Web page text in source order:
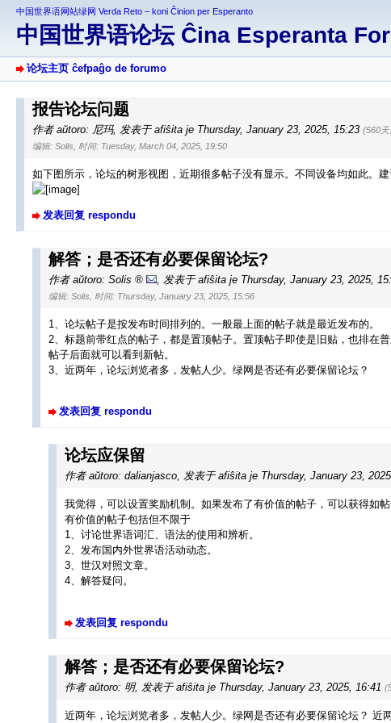
中国世界语网站绿网 Verda Reto – koni Ĉinion per Esperanto
中国世界语论坛 Ĉina Esperanta
论坛主页 ĉefpaĝo de forumo
报告论坛问题
作者 aŭtoro: 尼玛, 发表于 afiŝita je Thursday, January 23, 2025, 15:23 (560天
编辑: Solis, 时间: Tuesday, March 04, 2025, 19:50
如下图所示，论坛的树形视图，近期很多帖子没有显示。不同设备均如此。建
发表回复 respondu
解答；是否还有必要保留论坛?
作者 aŭtoro: Solis , 发表于 afiŝita je Thursday, January 23, 2025,
编辑: Solis, 时间: Thursday, January 23, 2025, 15:56
1、论坛帖子是按发布时间排列的。一般最上面的帖子就是最近发布的。
2、标题前带红点的帖子，都是置顶帖子。置顶帖子即使是旧贴，也排在
帖子后面就可以看到新帖。
3、近两年，论坛浏览者多，发帖人少。绿网是否还有必要保留论坛？
发表回复 respondu
论坛应保留
作者 aŭtoro: dalianjasco, 发表于 afiŝita je Thursday, January 23,
我觉得，可以设置奖励机制。如果发布了有价值的帖子，可以获得如
有价值的帖子包括但不限于
1、讨论世界语词汇、语法的使用和辨析。
2、发布国内外世界语活动动态。
3、世汉对照文章。
4、解答疑问。
发表回复 respondu
解答；是否还有必要保留论坛?
作者 aŭtoro: 明, 发表于 afiŝita je Thursday, January 23, 2025, 16:41
近两年，论坛浏览者多，发帖人少。绿网是否还有必要保留论坛？